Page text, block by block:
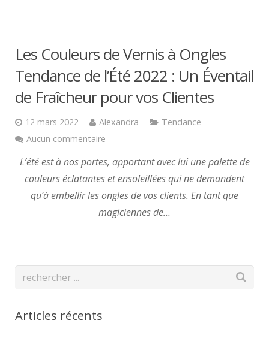
Les Couleurs de Vernis à Ongles
Tendance de l’Été 2022 : Un Éventail
de Fraîcheur pour vos Clientes
12 mars 2022 Alexandra
Tendance
Aucun commentaire
L’été est à nos portes, apportant avec lui une palette de
couleurs éclatantes et ensoleillées qui ne demandent
qu’à embellir les ongles de vos clients. En tant que
magiciennes de…
Articles récents